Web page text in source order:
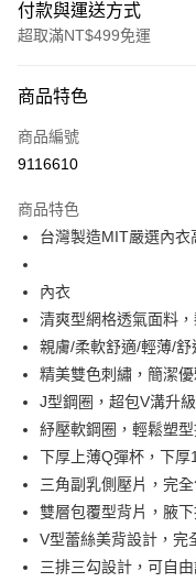
付款與運送方式
超取滿NT$499免運
信用卡一次付款
超商取貨付款
Apple Pay
街口支付
悠遊付
全盈+PAY
大哥付你分期
相關說明
【大哥付你分期使用說明】
1.本服務由台灣大哥大提供
2.付款方式選擇「大哥付你
流程，驗證手機門號後，選
3.實際核准額度、可分期數
4.訂單成立30分鐘內，如未
AFTEE先享後付
相關說明
【關於「AFTEE先享後付」
AFTEE先享後付是「在收到
１．簡單：不需註冊會員、
Hami Point
相關說明
商品特色
商品編號
9116610
商品特色
台灣製造MIT嚴選內衣
內衣
清爽型網格透氣面料
親膚/柔軟舒適/輕薄/舒
精美雙色刺繡，簡潔
J型鋼圈，超包V溝升
紓壓軟鋼圈，輕鬆塑
下厚上薄Q彈杯，下
三角副乳側壓片，完
雙層包覆型背片，腋
V型蕾絲美背設計，完
三排三勾設計，可自